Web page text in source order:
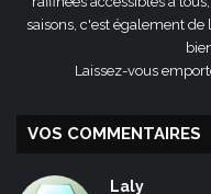
saisons, c'est également
Laissez-vous
VOS COMMENTAIRES
Laly